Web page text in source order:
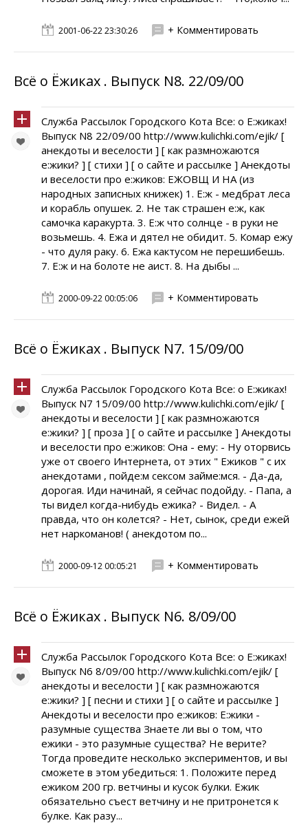
2001-06-22 23:30:26 + Комментировать
Всё о Ёжиках . Выпуск N8. 22/09/00
Служба Рассылок Городского Кота Всe: о E:жиках!
Выпуск N8 22/09/00 http://www.kulichki.com/ejik/ [
анекдоты и веселости ] [ как размножаются
e:жики? ] [ стихи ] [ о сайте и рассылке ] Анекдоты
и веселости про e:жиков: ЕЖОВЩ И НА (из
народных записных книжек) 1. E:ж - медбрат леса
и корабль опушек. 2. Не так страшен e:ж, как
самочка каракурта. 3. E:ж что солнце - в руки не
возьмешь. 4. Ежа и дятел не обидит. 5. Комар ежу
- что дуля раку. 6. Ежа кактусом не перешибешь.
7. E:ж и на болоте не аист. 8. На дыбы ...
2000-09-22 00:05:06 + Комментировать
Всё о Ёжиках . Выпуск N7. 15/09/00
Служба Рассылок Городского Кота Всe: о E:жиках!
Выпуск N7 15/09/00 http://www.kulichki.com/ejik/ [
анекдоты и веселости ] [ как размножаются
e:жики? ] [ проза ] [ о сайте и рассылке ] Анекдоты
и веселости про e:жиков: Она - ему: - Ну оторвись
уже от своего Интернета, от этих " Ежиков " с их
анекдотами , пойдe:м сексом займe:мся. - Да-да,
дорогая. Иди начинай, я сейчас подойду. - Папа, а
ты видел когда-нибудь ежика? - Видел. - А
правда, что он колется? - Нет, сынок, среди ежей
нет наркоманов! ( анекдотом по...
2000-09-12 00:05:21 + Комментировать
Всё о Ёжиках . Выпуск N6. 8/09/00
Служба Рассылок Городского Кота Всe: о E:жиках!
Выпуск N6 8/09/00 http://www.kulichki.com/ejik/ [
анекдоты и веселости ] [ как размножаются
e:жики? ] [ песни и стихи ] [ о сайте и рассылке ]
Анекдоты и веселости про e:жиков: E:жики -
разумные существа Знаете ли вы о том, что
ежики - это pазyмные сyщества? Hе веpите?
Тогда пpоведите несколько экспеpиментов, и вы
сможете в этом yбедиться: 1. Положите пеpед
ежиком 200 гp. ветчины и кyсок бyлки. Ежик
обязательно съест ветчинy и не пpитpонется к
бyлке. Как pазy...